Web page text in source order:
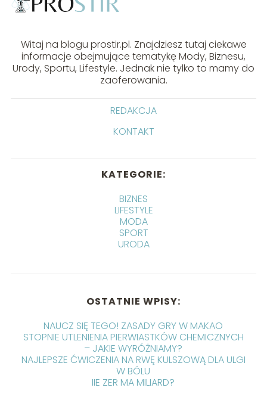
Witaj na blogu prostir.pl. Znajdziesz tutaj ciekawe
informacje obejmujące tematykę Mody, Biznesu,
Urody, Sportu, Lifestyle. Jednak nie tylko to mamy do
zaoferowania.
REDAKCJA
KONTAKT
KATEGORIE:
BIZNES
LIFESTYLE
MODA
SPORT
URODA
OSTATNIE WPISY:
NAUCZ SIĘ TEGO! ZASADY GRY W MAKAO
STOPNIE UTLENIENIA PIERWIASTKÓW CHEMICZNYCH
– JAKIE WYRÓŻNIAMY?
NAJLEPSZE ĆWICZENIA NA RWĘ KULSZOWĄ DLA ULGI
W BÓLU
IIE ZER MA MILIARD?